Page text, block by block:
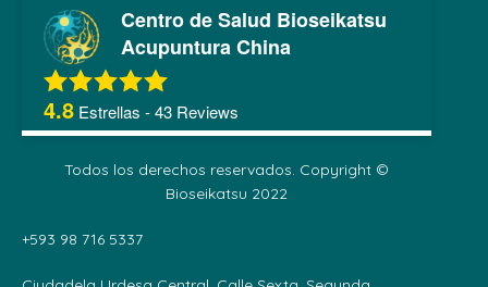
Centro de Salud Bioseikatsu
Acupuntura China
4.8 Estrellas -43 Reviews
Todos los derechos reservados. Copyright ©
Bioseikatsu 2022
+593 98 716 5337